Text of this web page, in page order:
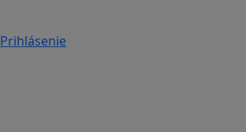
Prihlásenie